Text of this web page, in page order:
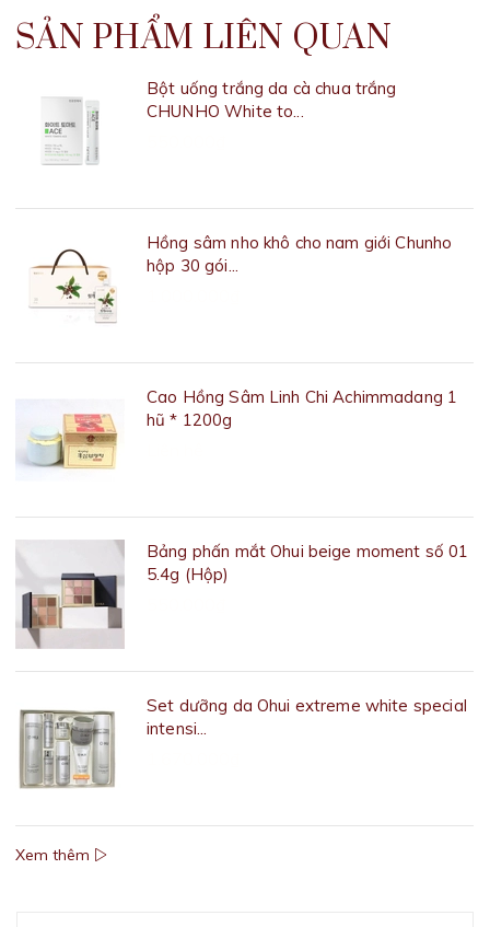
SẢN PHẨM LIÊN QUAN
Bột uống trắng da cà chua trắng
CHUNHO White to...
Hồng sâm nho khô cho nam giới Chunho
hộp 30 gói...
Cao Hồng Sâm Linh Chi Achimmadang 1
hũ * 1200g
Bảng phấn mắt Ohui beige moment số 01
5.4g (Hộp)
Set dưỡng da Ohui extreme white special
intensi...
Xem thêm